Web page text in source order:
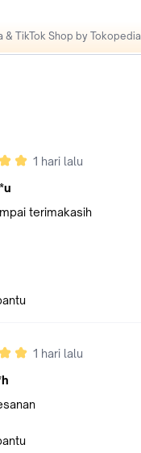
& TikTok Shop by Tokopedia
1 hari lalu
terimakasih
1 hari lalu